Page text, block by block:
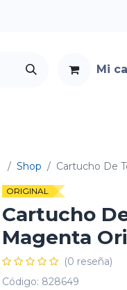
Mi
Shop Cartucho De
ORIGINAL
Cartucho
Magenta
(0 reseña)
Código: 828649